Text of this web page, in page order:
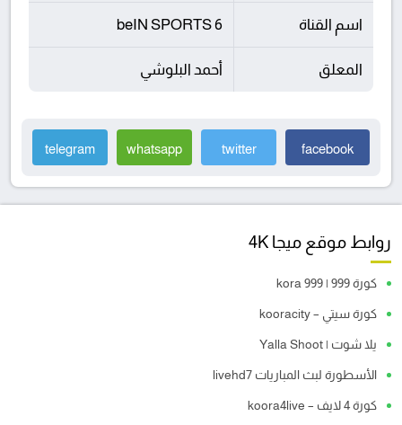
اسم القناة beIN SPORTS 6
المعلق أحمد البلوشي
facebook
twitter
whatsapp
telegram
روابط موقع ميجا 4K
كورة 999 | kora 999
كورة سيتي – kooracity
يلا شوت | Yalla Shoot
الأسطورة لبث المباريات livehd7
كورة 4 لايف – koora4live